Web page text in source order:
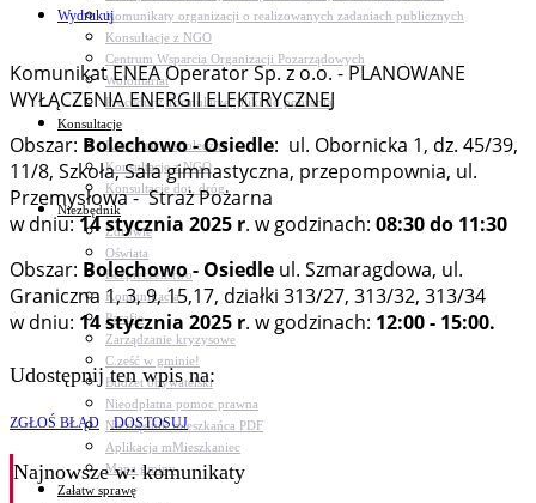
Komunikaty organizacji o realizowanych zadaniach publicznych
Konsultacje z NGO
Centrum Wsparcia Organizacji Pozarządowych
Wolontariat
Procedury, formularze, pliki do pobrania
Konsultacje
Konsultacje społeczne
Konsultacje z NGO
Konsultacje dot. dróg
Niezbędnik
Zdrowie
Oświata
Bezpieczeństwo
Komunikacja
Parafie
Zarządzanie kryzysowe
C.ześć w gminie!
Budżet obywatelski
Nieodpłatna pomoc prawna
Niezbędnik mieszkańca PDF
Aplikacja mMieszkaniec
Mapa gminy
Załatw sprawę
Wydrukuj
Komunikat ENEA Operator Sp. z o.o. - PLANOWANE
WYŁĄCZENIA ENERGII ELEKTRYCZNEJ
Obszar: Bolechowo - Osiedle: ul. Obornicka 1, dz. 45/39,
11/8, Szkoła, Sala gimnastyczna, przepompownia, ul.
Przemysłowa - Straż Pożarna
w dniu:14 stycznia 2025 r. w godzinach: 08:30 do 11:30
Obszar: Bolechowo - Osiedle ul. Szmaragdowa, ul.
Graniczna 1, 3, 9, 15,17, działki 313/27, 313/32, 313/34
w dniu: 14 stycznia 2025 r. w godzinach: 12:00 - 15:00.
Udostępnij ten wpis na:
ZGŁOŚ BŁĄD DOSTOSUJ
Najnowszew: komunikaty